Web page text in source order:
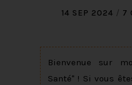
14 SEP 2024 / 7
Bienvenue sur
Santé" ! Si vous